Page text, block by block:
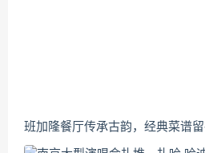
班加隆餐厅传承古韵，经典菜谱